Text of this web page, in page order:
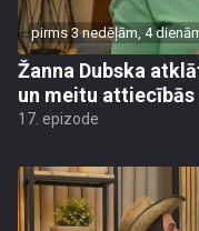
pirms 3 nedēļām, 4
Žanna Dubska
un meitu attiecībās
17. epizode